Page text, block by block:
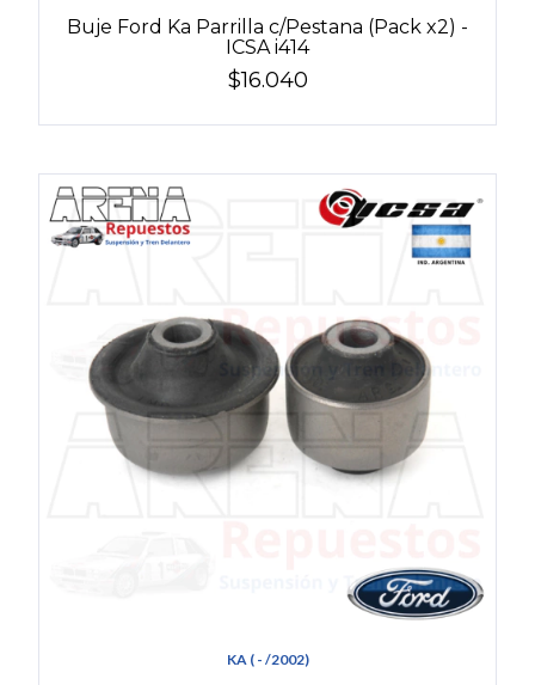
Buje Ford Ka Parrilla c/Pestana (Pack x2) -
ICSA i414
$16.040
KA ( - /2002)